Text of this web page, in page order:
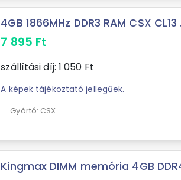
4GB 1866MHz DDR3 RAM CSX CL13
7 895 Ft
szállítási díj: 1 050 Ft
A képek tájékoztató jellegűek.
Gyártó: CSX
Kingmax DIMM memória 4GB